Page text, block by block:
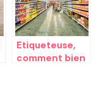
Etiqueteuse,
comment bien